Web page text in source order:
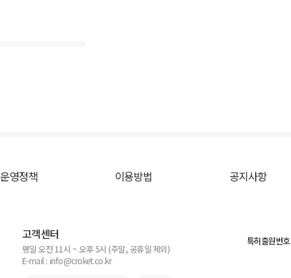
운영정책 이용방법 공지사항
고객센터
평일 오전 11시 ~ 오후 5시 (주말, 공휴일 제외)
E-mail : info@croket.co.kr
특허출원번호